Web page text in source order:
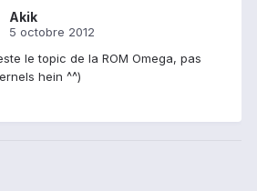
Akik
5 octobre 2012
le topic de la ROM Omega, pas
hein ^^)